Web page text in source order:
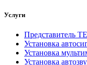
Услуги
Представитель
Установка
Установка
Установка